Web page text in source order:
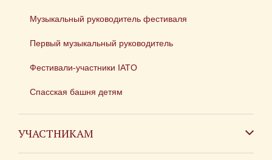
Музыкальный руководитель фестиваля
Первый музыкальный руководитель
Фестивали-участники IATO
Спасская башня детям
УЧАСТНИКАМ